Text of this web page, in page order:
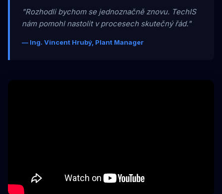
"Rozhodli bychom se jednoznačně znovu. TechIS
nám pomohl nastolit v procesech skutečný řád."
— Ing. Vincent Hrubý, Plant Manager